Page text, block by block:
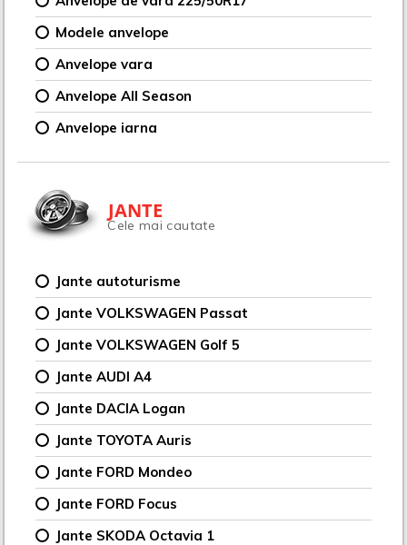
Modele anvelope
Anvelope vara
Anvelope All Season
Anvelope iarna
JANTE
Cele mai cautate
Jante autoturisme
Jante VOLKSWAGEN Passat
Jante VOLKSWAGEN Golf 5
Jante AUDI A4
Jante DACIA Logan
Jante TOYOTA Auris
Jante FORD Mondeo
Jante FORD Focus
Jante SKODA Octavia 1